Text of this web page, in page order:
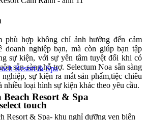
phù hợp không chỉ ảnh hưởng đến cảm
doanh nghiệp bạn, mà còn giúp bạn tập
sự kiện, với sự yên tâm tuyệt đối khi có
sẵn sàng hỗ trợ. Selectum Noa sẵn sàng
sự kiện ra mắt sản phẩm,tiệc chiêu
nhiều loại hình sự kiện khác theo yêu cầu.
touch
Resort & Spa
Resort & Spa- khu nghỉ dưỡng ven biển